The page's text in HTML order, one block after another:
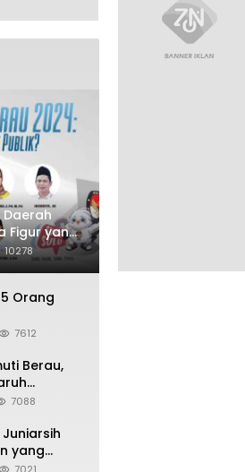
Daerah
Figur yang
Publik?
10278
Orang
7612
Berau,
7088
Juniarsih
yang